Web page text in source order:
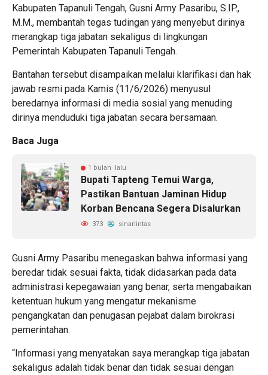
Kabupaten Tapanuli Tengah, Gusni Army Pasaribu, S.IP.,
M.M., membantah tegas tudingan yang menyebut dirinya
merangkap tiga jabatan sekaligus di lingkungan
Pemerintah Kabupaten Tapanuli Tengah.
Bantahan tersebut disampaikan melalui klarifikasi dan hak
jawab resmi pada Kamis (11/6/2026) menyusul
beredarnya informasi di media sosial yang menuding
dirinya menduduki tiga jabatan secara bersamaan.
Baca Juga
1 bulan lalu
Bupati Tapteng Temui Warga,
Pastikan Bantuan Jaminan Hidup
Korban Bencana Segera Disalurkan
373 sinarlintas
Gusni Army Pasaribu menegaskan bahwa informasi yang
beredar tidak sesuai fakta, tidak didasarkan pada data
administrasi kepegawaian yang benar, serta mengabaikan
ketentuan hukum yang mengatur mekanisme
pengangkatan dan penugasan pejabat dalam birokrasi
pemerintahan.
“Informasi yang menyatakan saya merangkap tiga jabatan
sekaligus adalah tidak benar dan tidak sesuai dengan